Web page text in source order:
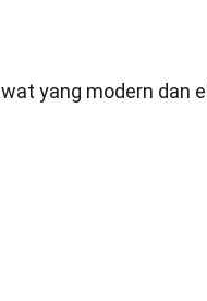
yang modern dan